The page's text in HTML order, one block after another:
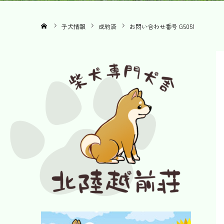
子犬情報 成約済 お問い合わせ番号 G5051